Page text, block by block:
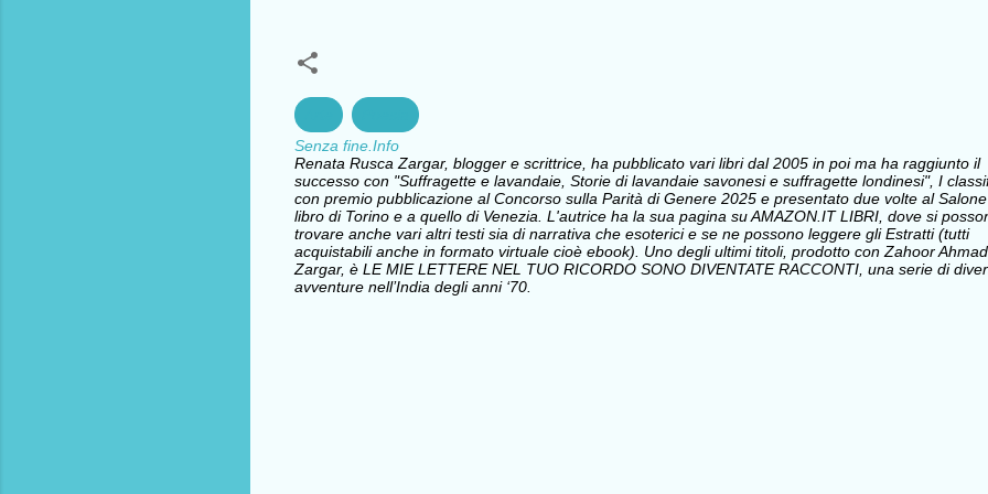
Senza fine.Info
Renata Rusca Zargar, blogger e scrittrice, ha pubblicato vari libri dal 2005 in poi ma ha raggiunto il
successo con "Suffragette e lavandaie, Storie di lavandaie savonesi e suffragette londinesi", I
con premio pubblicazione al Concorso sulla Parità di Genere 2025 e presentato due volte al
libro di Torino e a quello di Venezia. L'autrice ha la sua pagina su AMAZON.IT LIBRI, dove si
trovare anche vari altri testi sia di narrativa che esoterici e se ne possono leggere gli Estratti (tutti
acquistabili anche in formato virtuale cioè ebook). Uno degli ultimi titoli, prodotto con Zahoor Ahmad
Zargar, è LE MIE LETTERE NEL TUO RICORDO SONO DIVENTATE RACCONTI, una serie di
avventure nell’India degli anni ‘70.